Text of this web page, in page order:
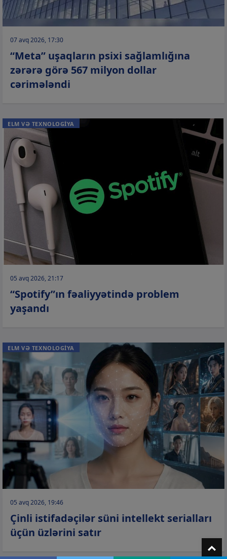
07 avq 2026, 17:30
“Meta” uşaqların psixi sağlamlığına
zərərə görə 567 milyon dollar
cərimələndi
ELM VƏ TEXNOLOGİYA
05 avq 2026, 21:17
“Spotify”ın fəaliyyətində problem
yaşandı
ELM VƏ TEXNOLOGİYA
05 avq 2026, 19:46
Çinli istifadəçilər süni intellekt serialları
üçün üzlərini satır